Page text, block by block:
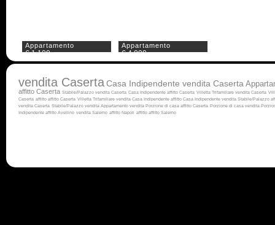
Appartamento
€ 1.100
Appartamento
€ 4.000
vendita CasertaCasa Indipendente vendita Caserta
affitto Caserta Stabile/Palazzo vendita Caserta Casa Indipendente affitto Caserta Villetta Trifamiliare vendita Caserta
Caserta affitto affitto Caserta Villetta Trifamiliare vendita Casa Indipendente affitto Casa Indipendente vendita Stabile/Palazzo
vendita Caserta Stabile/Palazzo vendita Appartamento vendita Porzione di casa affitto Caserta Porzione di casa vendita
Indipendente affitto Avellino vendita Salerno affitto Napoli affitto affitto Salerno